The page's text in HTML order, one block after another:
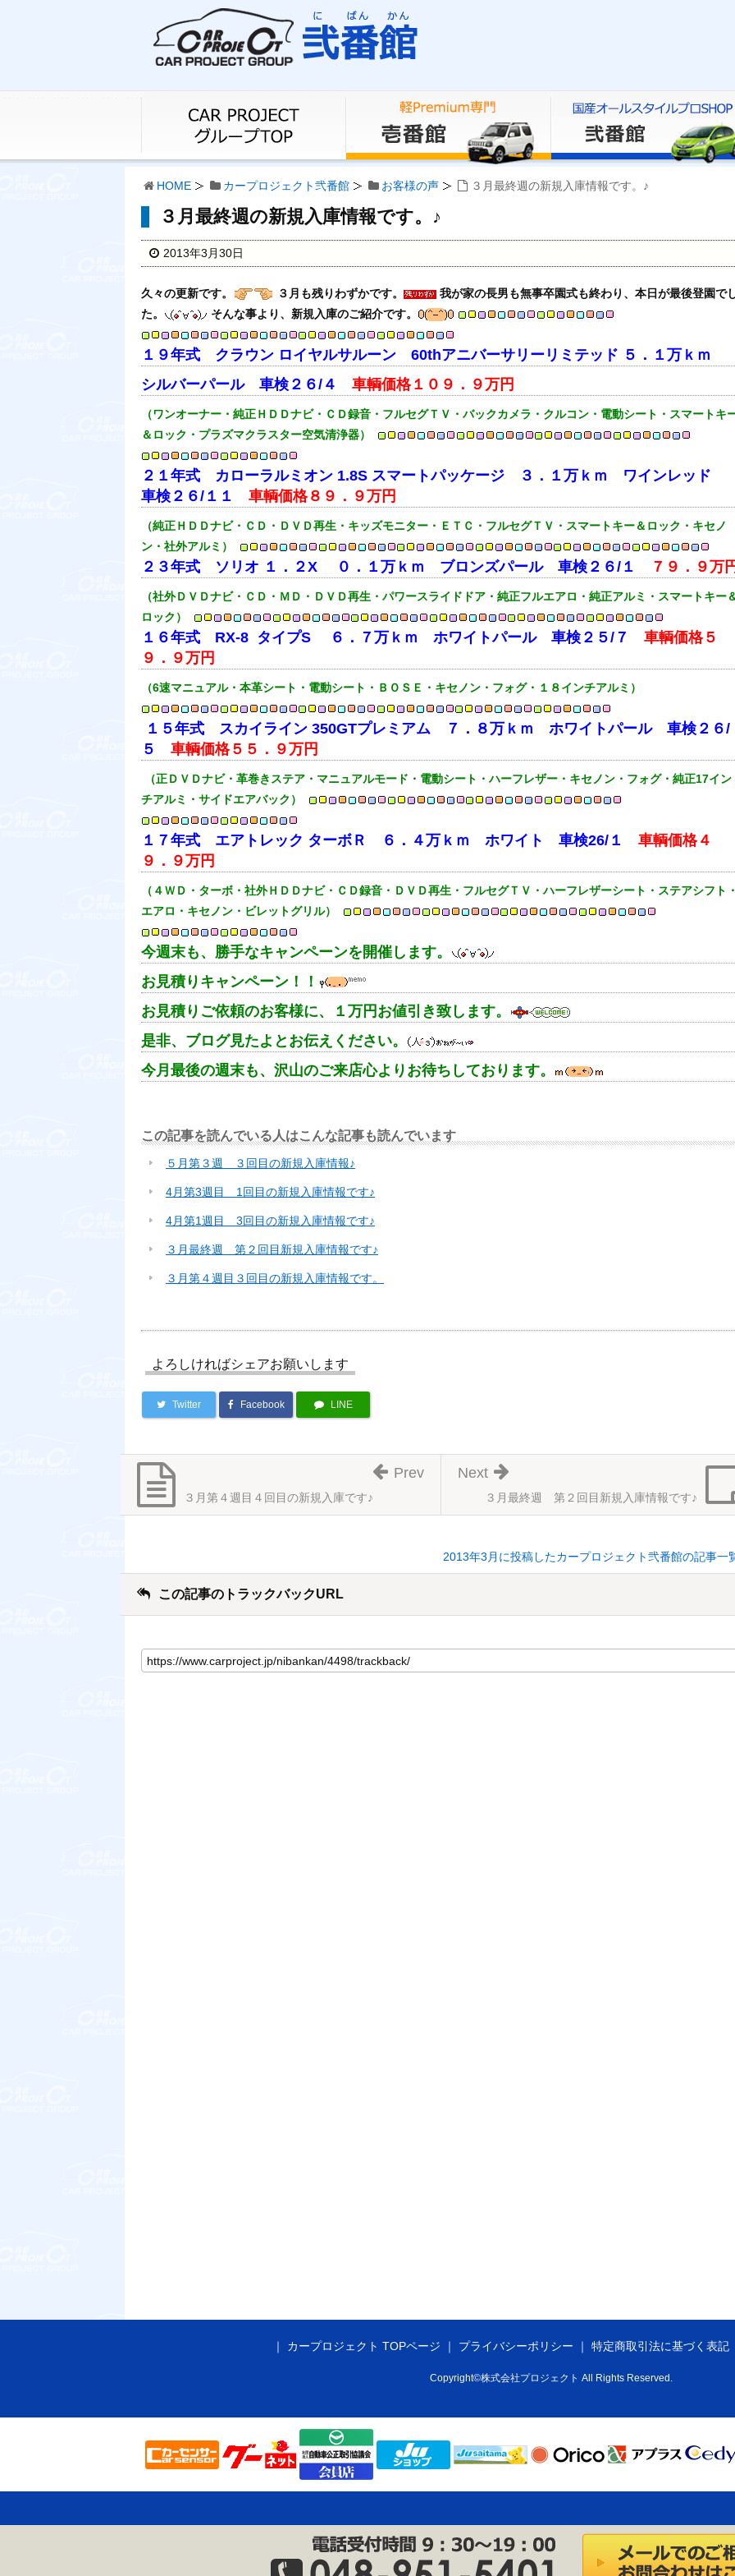
HOME カープロジェクト弐番館 お客様の声 ３月最終週の新規入庫情報です。♪
３月最終週の新規入庫情報です。♪
2013年3月30日
久々の更新です。 ３月も残りわずかです。
我が家の長男も無事卒園式も終わり、本日が最後登園で
た。
そんな事より、新規入庫のご紹介です。
１９年式 クラウン ロイヤルサルーン 60thアニバーサリーリミテッド ５．１万ｋｍ
シルバーパール 車検２６/４ 車輌価格１０９．９万円
（ワンオーナー・純正ＨＤＤナビ・ＣＤ録音・フルセグＴＶ・バックカメラ・クルコン・電動シート・スマートキ
＆ロック・プラズマクラスター空気清浄器）
２１年式 カローラルミオン 1.8S スマートパッケージ ３．１万ｋｍ ワインレッド
車検２６/１１ 車輌価格８９．９万円
（純正ＨＤＤナビ・ＣＤ・ＤＶＤ再生・キッズモニター・ＥＴＣ・フルセグＴＶ・スマートキー＆ロック・キセノ
ン・社外アルミ）
２３年式 ソリオ １．２X ０．１万ｋｍ ブロンズパール 車検２６/１ ７９．９万
（社外ＤＶＤナビ・ＣＤ・ＭＤ・ＤＶＤ再生・パワースライドドア・純正フルエアロ・純正アルミ・スマートキー
ロック）
１６年式 RX-8 タイプS ６．７万ｋｍ ホワイトパール 車検２５/７ 車輌価格５
９．９万円
（6速マニュアル・本革シート・電動シート・ＢＯＳＥ・キセノン・フォグ・１８インチアルミ）
１５年式 スカイライン 350GTプレミアム ７．８万ｋｍ ホワイトパール 車検２６/
５ 車輌価格５５．９万円
（正ＤＶＤナビ・革巻きステア・マニュアルモード・電動シート・ハーフレザー・キセノン・フォグ・純正17イン
チアルミ・サイドエアバック）
１７年式 エアトレック ターボＲ ６．４万ｋｍ ホワイト 車検26/１ 車輌価格４
９．９万円
（４ＷＤ・ターボ・社外ＨＤＤナビ・ＣＤ録音・ＤＶＤ再生・フルセグＴＶ・ハーフレザーシート・ステアシフト
エアロ・キセノン・ビレットグリル）
今週末も、勝手なキャンペーンを開催します。
お見積りキャンペーン！！
お見積りご依頼のお客様に、１万円お値引き致します。
是非、ブログ見たよとお伝えください。
今月最後の週末も、沢山のご来店心よりお待ちしております。
この記事を読んでいる人はこんな記事も読んでいます
５月第３週 ３回目の新規入庫情報♪
4月第3週目 1回目の新規入庫情報です♪
4月第1週目 3回目の新規入庫情報です♪
３月最終週 第２回目新規入庫情報です♪
３月第４週目３回目の新規入庫情報です。
よろしければシェアお願いします
Twitter Facebook LINE
３月最終週 第２回目新規入庫情報です♪
Next
３月第４週目４回目の新規入庫です♪
Prev
2013年3月に投稿したカープロジェクト弐番館の記事一
この記事のトラックバックURL
カープロジェクト TOPページ プライバシーポリシー 特定商取引法に基づく表記
Copyright©株式会社プロジェクト All Rights Reserved.